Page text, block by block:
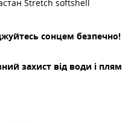
Stretch softshell
сонцем безпечно!
захист від води і плям